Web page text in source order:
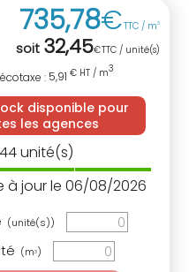
735,78€TTC / m3
soit 32,45€TTC / unité(s)
: 5,91 € HT / m3
disponible pour
les agences
44unité(s)
à jour le 06/08/2026
(unité(s))
(m3)